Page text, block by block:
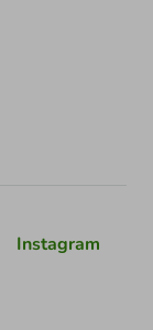
Instagram